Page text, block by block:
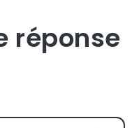
réponse